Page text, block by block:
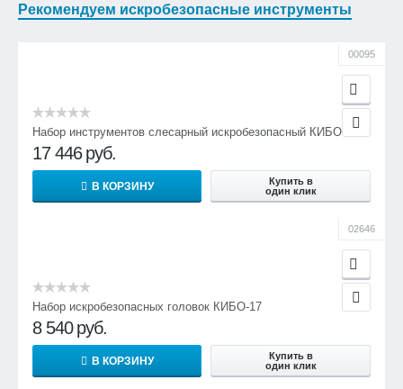
Рекомендуем искробезопасные инструменты
00095
Набор инструментов слесарный искробезопасный КИБО-18
17 446 руб.
В КОРЗИНУ
Купить в
один клик
02646
Набор искробезопасных головок КИБО-17
8 540 руб.
В КОРЗИНУ
Купить в
один клик